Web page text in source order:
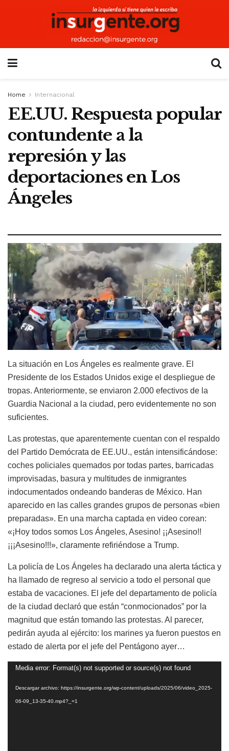
Home Internacional
EE.UU. Respuesta popular
contundente a la
represión y las
deportaciones en Los
Ángeles
La situación en Los Ángeles es realmente grave. El
Presidente de los Estados Unidos exige el despliegue de
tropas. Anteriormente, se enviaron 2.000 efectivos de la
Guardia Nacional a la ciudad, pero evidentemente no son
suficientes.
Las protestas, que aparentemente cuentan con el respaldo
del Partido Demócrata de EE.UU., están intensificándose:
coches policiales quemados por todas partes, barricadas
improvisadas, basura y multitudes de inmigrantes
indocumentados ondeando banderas de México. Han
aparecido en las calles grandes grupos de personas «bien
preparadas». En una marcha captada en video corean:
«¡Hoy todos somos Los Ángeles, Asesino! ¡¡Asesino!!
¡¡¡Asesino!!!», claramente refiriéndose a Trump.
La policía de Los Ángeles ha declarado una alerta táctica y
ha llamado de regreso al servicio a todo el personal que
estaba de vacaciones. El jefe del departamento de policía
de la ciudad declaró que están “conmocionados” por la
magnitud que están tomando las protestas. Al parecer,
pedirán ayuda al ejército: los marines ya fueron puestos en
estado de alerta por el jefe del Pentágono ayer…
Reproductor
Media error: Format(s) not supported or source(s) not found
Descargar archivo: https://insurgente.org/wp-content/uploads/2025/06/video_2025-
06-09_13-35-40.mp4?_=1